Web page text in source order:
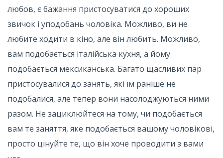
любов, є бажання пристосуватися до хороших
звичок і уподобань чоловіка. Можливо, ви не
любите ходити в кіно, але він любить. Можливо,
вам подобається італійська кухня, а йому
подобається мексиканська. Багато щасливих пар
пристосувалися до занять, які їм раніше не
подобалися, але тепер вони насолоджуються ними
разом. Не зациклюйтеся на тому, чи подобається
вам те заняття, яке подобається вашому чоловікові,
просто цінуйте те, що він хоче проводити з вами